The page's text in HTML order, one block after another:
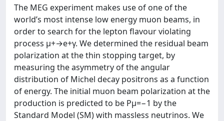
The MEG experiment makes use of one of the
world’s most intense low energy muon beams, in
order to search for the lepton flavour violating
process μ+→e+γ. We determined the residual beam
polarization at the thin stopping target, by
measuring the asymmetry of the angular
distribution of Michel decay positrons as a function
of energy. The initial muon beam polarization at the
production is predicted to be Pμ=−1 by the
Standard Model (SM) with massless neutrinos. We